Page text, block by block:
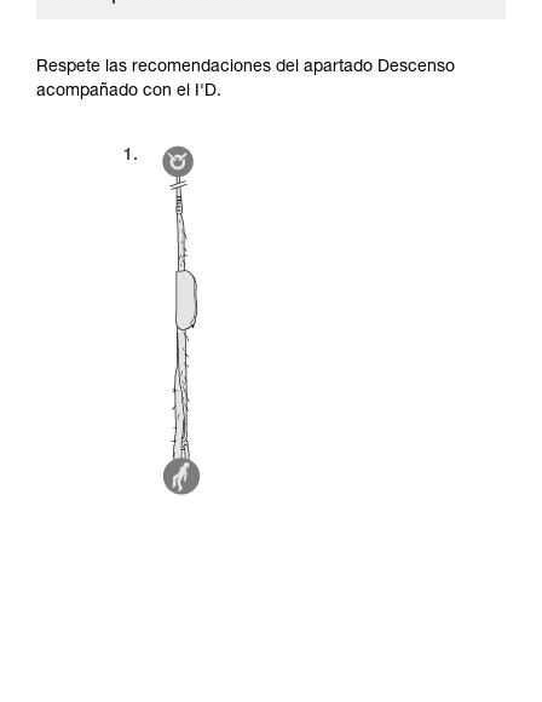
Respete las recomendaciones del apartado Descenso
acompañado con el I'D.